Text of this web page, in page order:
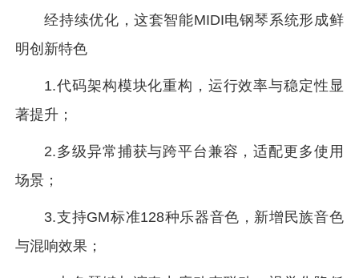
经持续优化，这套智能MIDI电钢琴系统形成鲜
明创新特色
1.代码架构模块化重构，运行效率与稳定性显
著提升；
2.多级异常捕获与跨平台兼容，适配更多使用
场景；
3.支持GM标准128种乐器音色，新增民族音色
与混响效果；